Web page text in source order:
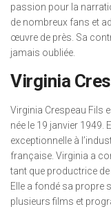
passion pour la
de nombreux fans et
œuvre de près. Sa
jamais oubliée.
Virginia
Virginia Crespeau Fils
née le 19 janvier
exceptionnelle à
française. Virginia a
tant que productrice
Elle a fondé sa propre
plusieurs films et